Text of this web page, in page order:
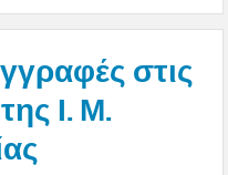
στις
Ι. Μ.